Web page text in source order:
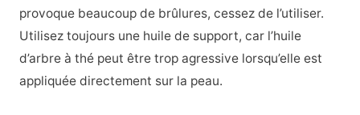
provoque beaucoup de brûlures, cessez de l’utiliser.
Utilisez toujours une huile de support, car l’huile
d’arbre à thé peut être trop agressive lorsqu’elle est
appliquée directement sur la peau.